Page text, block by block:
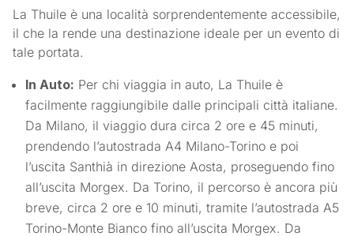
La Thuile è una località sorprendentemente accessibile,
il che la rende una destinazione ideale per un evento di
tale portata.
In Auto: Per chi viaggia in auto, La Thuile è
facilmente raggiungibile dalle principali città italiane.
Da Milano, il viaggio dura circa 2 ore e 45 minuti,
prendendo l’autostrada A4 Milano-Torino e poi
l’uscita Santhià in direzione Aosta, proseguendo fino
all’uscita Morgex. Da Torino, il percorso è ancora più
breve, circa 2 ore e 10 minuti, tramite l’autostrada A5
Torino-Monte Bianco fino all’uscita Morgex. Da